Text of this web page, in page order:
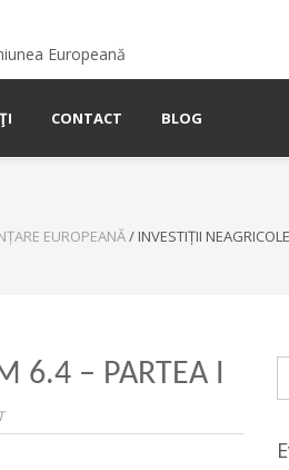
Europeană
CONTACT BLOG
EUROPEANĂ/ INVESTIȚII
6.4 – PARTEA I